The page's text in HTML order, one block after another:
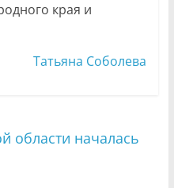
края и
Татьяна Соболева
области началась